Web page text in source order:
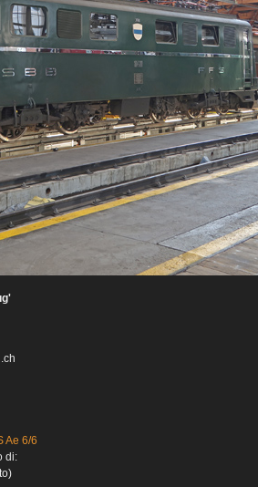
Ae 6/6
di: